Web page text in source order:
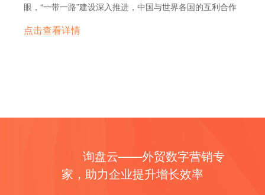
眼，“一带一路”建设深入推进，中国与世界各国的互利合作
业，机遇与挑战并存，市场需求蓬勃
点击查看详情
询盘云——外贸数字营销专
家，助力企业提升增长效率